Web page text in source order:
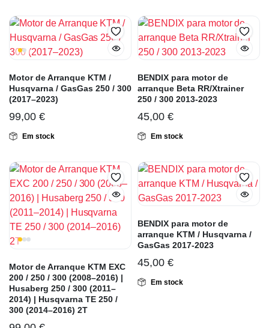
Motor de Arranque KTM /
Husqvarna / GasGas 250 / 300
(2017–2023)
99,00 €
Em stock
BENDIX para motor de
arranque Beta RR/Xtrainer
250 / 300 2013-2023
45,00 €
Em stock
Motor de Arranque KTM EXC
200 / 250 / 300 (2008–2016) |
Husaberg 250 / 300 (2011–
2014) | Husqvarna TE 250 /
300 (2014–2016) 2T
BENDIX para motor de
arranque KTM / Husqvarna /
GasGas 2017-2023
45,00 €
Em stock